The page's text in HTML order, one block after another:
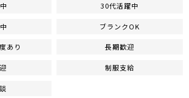
30代活躍中
ブランクOK
あり 長期歓迎
制服支給